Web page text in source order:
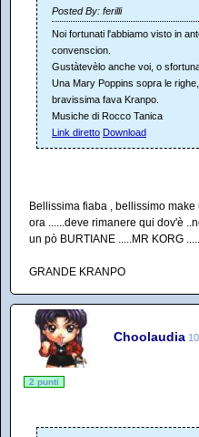
Posted By: ferilli
Noi fortunati l'abbiamo visto in
convenscion.
Gustàtevèlo anche voi, o
Una Mary Poppins sopra le
bravissima fava Kranpo.
Musiche di Rocco Tanica
Link diretto Download
Bellissima fiaba , bellissimo
ora ......deve rimanere qui dov'è
un pò BURTIANE .....MR KORG
GRANDE KRANPO
Choolaudia
2 punti